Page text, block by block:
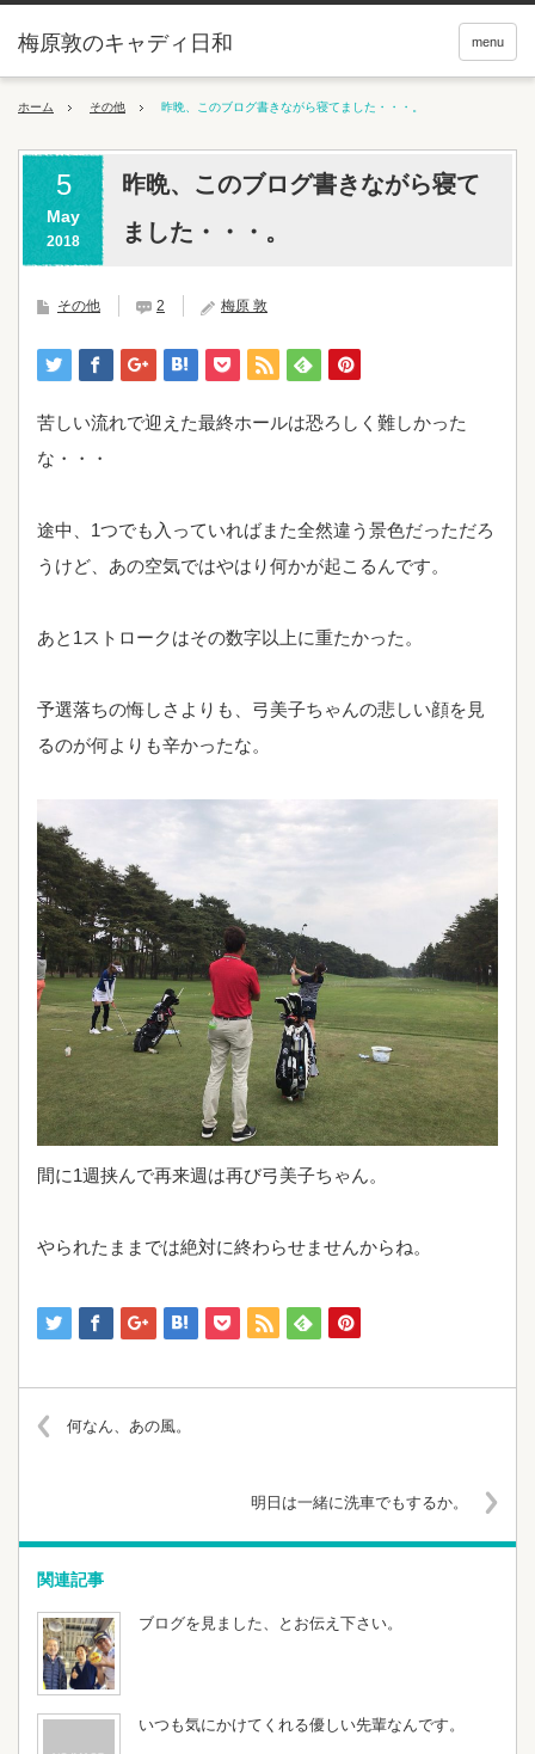
menu
梅原敦のキャディ日和
ホーム その他 昨晩、このブログ書きながら寝てました・・・。
5
May
2018
昨晩、このブログ書きながら寝て
ました・・・。
その他 2 梅原 敦
苦しい流れで迎えた最終ホールは恐ろしく難しかった
な・・・
途中、1つでも入っていればまた全然違う景色だっただろ
うけど、あの空気ではやはり何かが起こるんです。
あと1ストロークはその数字以上に重たかった。
予選落ちの悔しさよりも、弓美子ちゃんの悲しい顔を見
るのが何よりも辛かったな。
間に1週挟んで再来週は再び弓美子ちゃん。
やられたままでは絶対に終わらせませんからね。
何なん、あの風。
明日は一緒に洗車でもするか。
関連記事
ブログを見ました、とお伝え下さい。
いつも気にかけてくれる優しい先輩なんです。